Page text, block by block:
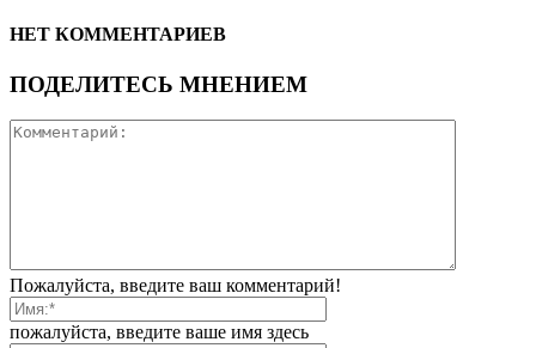
НЕТ КОММЕНТАРИЕВ
ПОДЕЛИТЕСЬ МНЕНИЕМ
Пожалуйста, введите ваш комментарий!
пожалуйста, введите ваше имя здесь